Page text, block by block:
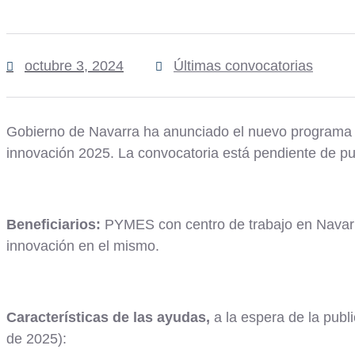
octubre 3, 2024 Últimas convocatorias
Gobierno de Navarra ha anunciado el nuevo
innovación 2025. La convocatoria está pendiente de
Beneficiarios: PYMES con centro de trabajo en
innovación en el mismo.
Características de las ayudas, a la espera de la
de 2025):